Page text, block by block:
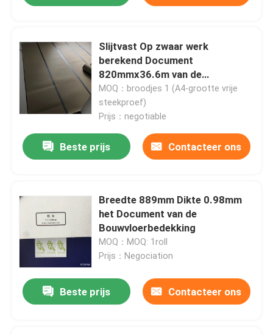
Ongeveer ons
Fabrieksreis
Kwaliteitscontrole
Verzoek om een Citaat
Het Document van de bevloeringsbescherming
Het tijdelijke Broodje van de Vloerbescherming
Slijtvast Op zwaar werk
berekend Document
820mmx36.6m van de
Bouwvloerbedekking
MOQ：broodjes 1 (A4-grootte vrije
steekproef)
Prijs：negotiable
Beste prijs Contacteer ons
Breedte 889mm Dikte 0.98mm
het Document van de
Bouwvloerbedekking
MOQ：MOQ: 1roll
Prijs：Negociation
Beste prijs Contacteer ons